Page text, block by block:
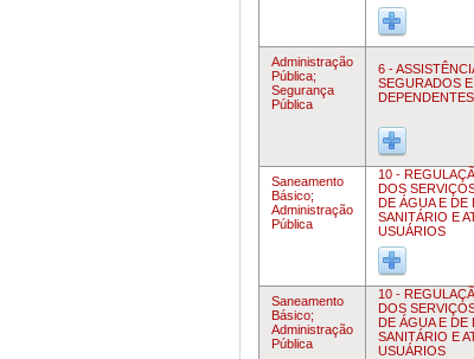
Administração
Pública;
Segurança
Pública
6 -
SEGURADOS
DEPENDENTES
Saneamento
Básico;
Administração
Pública
10 -
DOS
DE ÁGUA E DE
SANITÁRIO E
USUÁRIOS
Saneamento
Básico;
Administração
Pública
10 -
DOS
DE ÁGUA E DE
SANITÁRIO E
USUÁRIOS